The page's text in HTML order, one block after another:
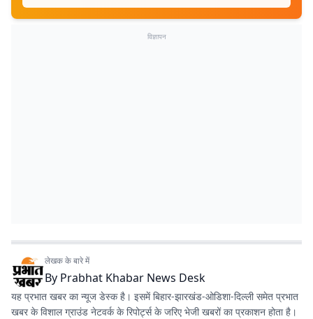
विज्ञापन
लेखक के बारे में
By Prabhat Khabar News Desk
यह प्रभात खबर का न्यूज डेस्क है। इसमें बिहार-झारखंड-ओडिशा-दिल्‍ली समेत प्रभात
खबर के विशाल ग्राउंड नेटवर्क के रिपोर्ट्स के जरिए भेजी खबरों का प्रकाशन होता है।